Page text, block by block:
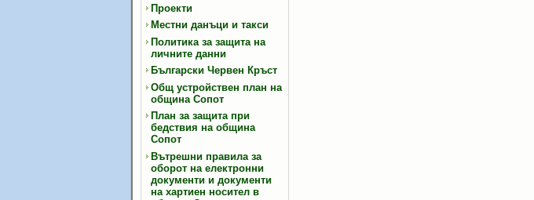
Проекти
Местни данъци и такси
Политика за защита на
личните данни
Български Червен Кръст
Общ устройствен план на
община Сопот
План за защита при
бедствия на община
Сопот
Вътрешни правила за
оборот на електронни
документи и документи
на хартиен носител в